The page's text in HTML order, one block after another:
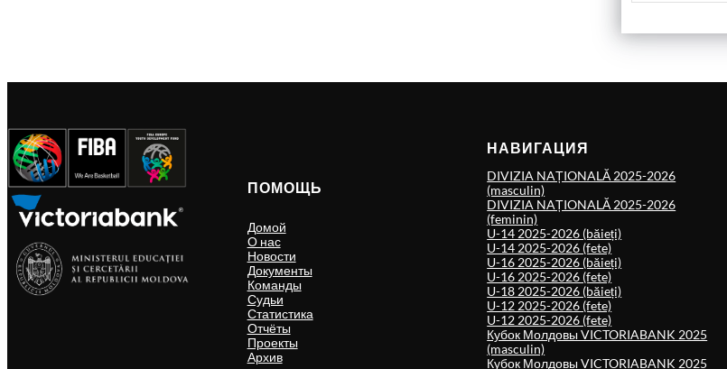
ПОМОЩЬ
Домой
О нас
Новости
Документы
Команды
Судьи
Статистика
Отчёты
Проекты
Архив
НАВИГАЦИЯ
DIVIZIA NAȚIONALĂ 2025-2026
(masculin)
DIVIZIA NAȚIONALĂ 2025-2026
(feminin)
U-14 2025-2026 (băieți)
U-14 2025-2026 (fete)
U-16 2025-2026 (băieți)
U-16 2025-2026 (fete)
U-18 2025-2026 (băieți)
U-12 2025-2026 (fete)
U-12 2025-2026 (fete)
Кубок Молдовы VICTORIABANK 2025
(masculin)
Кубок Молдовы VICTORIABANK 2025